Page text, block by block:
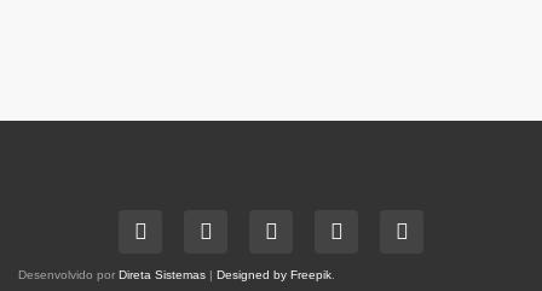
Desenvolvido por Direta Sistemas | Designed by Freepik